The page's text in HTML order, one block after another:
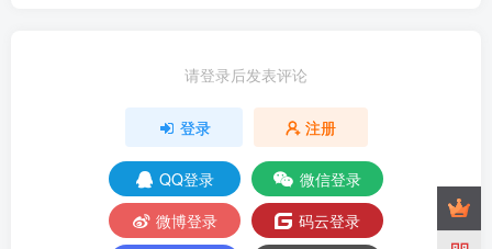
请登录后发表评论
登录 注册
QQ登录
微信登录
微博登录
码云登录